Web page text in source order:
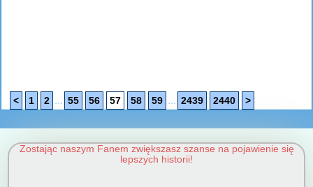
< 1 2 ... 55 56 57 58 59 ... 2439 2440 >
Zostając naszym Fanem zwiększasz szanse na pojawienie się
lepszych historii!